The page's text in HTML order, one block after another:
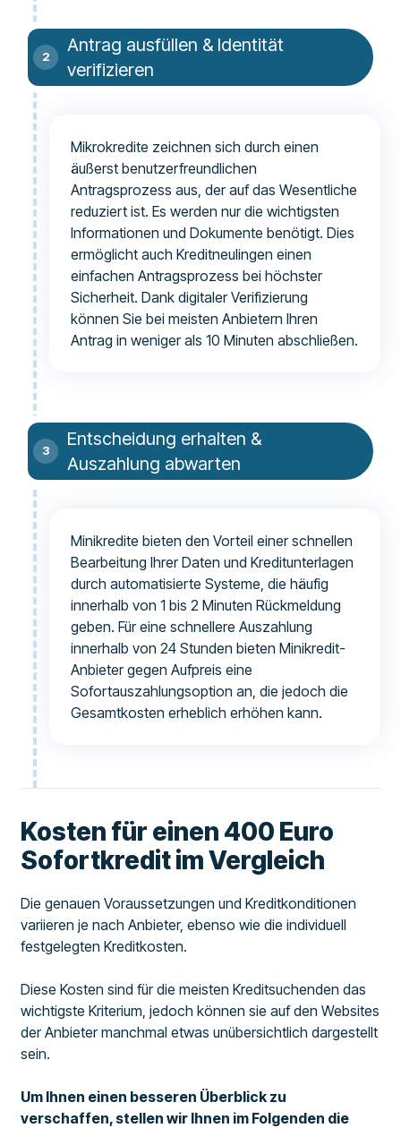
Antrag ausfüllen & Identität
verifizieren
Mikrokredite zeichnen sich durch einen
äußerst benutzerfreundlichen
Antragsprozess aus, der auf das Wesentliche
reduziert ist. Es werden nur die wichtigsten
Informationen und Dokumente benötigt. Dies
ermöglicht auch Kreditneulingen einen
einfachen Antragsprozess bei höchster
Sicherheit. Dank digitaler Verifizierung
können Sie bei meisten Anbietern Ihren
Antrag in weniger als 10 Minuten abschließen.
Entscheidung erhalten &
Auszahlung abwarten
Minikredite bieten den Vorteil einer schnellen
Bearbeitung Ihrer Daten und Kreditunterlagen
durch automatisierte Systeme, die häufig
innerhalb von 1 bis 2 Minuten Rückmeldung
geben. Für eine schnellere Auszahlung
innerhalb von 24 Stunden bieten Minikredit-
Anbieter gegen Aufpreis eine
Sofortauszahlungsoption an, die jedoch die
Gesamtkosten erheblich erhöhen kann.
Kosten für einen 400 Euro
Sofortkredit im Vergleich
Die genauen Voraussetzungen und Kreditkonditionen
variieren je nach Anbieter, ebenso wie die individuell
festgelegten Kreditkosten.
Diese Kosten sind für die meisten Kreditsuchenden das
wichtigste Kriterium, jedoch können sie auf den Websites
der Anbieter manchmal etwas unübersichtlich dargestellt
sein.
Um Ihnen einen besseren Überblick zu
verschaffen, stellen wir Ihnen im Folgenden die